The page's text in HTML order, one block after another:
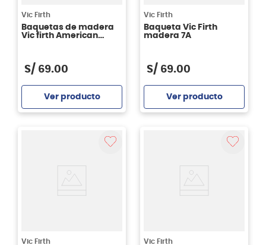
Vic Firth
Baquetas de madera
Vic firth American
S/ 69.00
Ver producto
Vic Firth
Baqueta Vic Firth
madera 7A
S/ 69.00
Ver producto
Vic Firth Vic Firth